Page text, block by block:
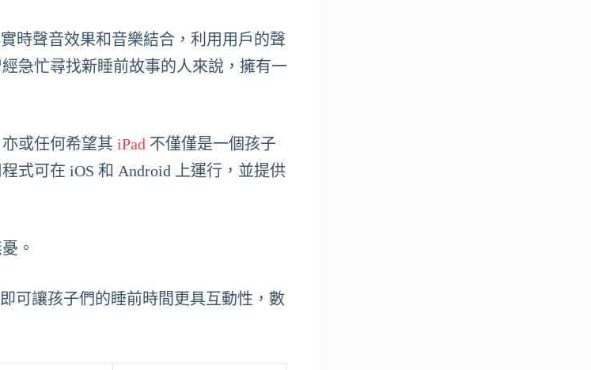
時聲音效果和音樂結合，利用用戶的聲
急忙尋找新睡前故事的人來說，擁有一
或任何希望其 iPad 不僅僅是一個孩子
式可在 iOS 和 Android 上運行，並提供
。
可讓孩子們的睡前時間更具互動性，數